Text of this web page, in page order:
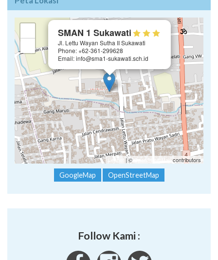
SMAN 1 Sukawati
Jl. Lettu Wayan Sutha II Sukawati
Phone: +62-361-299628
Email: info@sma1-sukawati.sch.id
Leaflet | ©OpenStreetMap contributors
GoogleMap OpenStreetMap
Follow Kami :